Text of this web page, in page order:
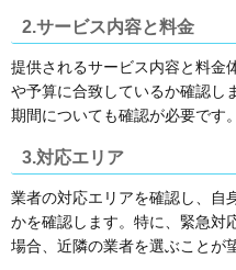
2.サービス内容と料金
提供されるサービス内容と料金
や予算に合致しているか確認し
期間についても確認が必要です。
3.対応エリア
業者の対応エリアを確認し、自
かを確認します。特に、緊急対
場合、近隣の業者を選ぶことが